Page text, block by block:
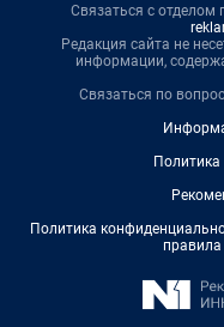
Связаться с отделом
Редакция сайта не
информации,
Связаться по
Политика
Политика